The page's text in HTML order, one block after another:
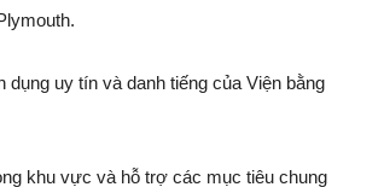
uy tín và danh tiếng của Viện bằng
khu vực và hỗ trợ các mục tiêu chung